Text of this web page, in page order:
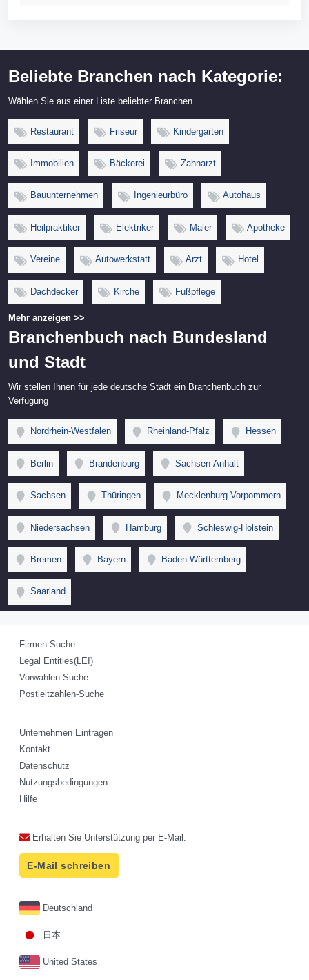
Beliebte Branchen nach Kategorie:
Wählen Sie aus einer Liste beliebter Branchen
Restaurant Friseur Kindergarten
Immobilien Bäckerei Zahnarzt
Bauunternehmen Ingenieurbüro Autohaus
Heilpraktiker Elektriker Maler Apotheke
Vereine Autowerkstatt Arzt Hotel
Dachdecker Kirche Fußpflege
Mehr anzeigen >>
Branchenbuch nach Bundesland
und Stadt
Wir stellen Ihnen für jede deutsche Stadt ein Branchenbuch zur
Verfügung
Nordrhein-Westfalen Rheinland-Pfalz Hessen
Berlin Brandenburg Sachsen-Anhalt
Sachsen Thüringen Mecklenburg-Vorpommern
Niedersachsen Hamburg Schleswig-Holstein
Bremen Bayern Baden-Württemberg
Saarland
Firmen-Suche
Legal Entities(LEI)
Vorwahlen-Suche
Postleitzahlen-Suche
Unternehmen Eintragen
Kontakt
Datenschutz
Nutzungsbedingungen
Hilfe
Erhalten Sie Unterstützung per E-Mail:
E-Mail schreiben
Deutschland
日本
United States